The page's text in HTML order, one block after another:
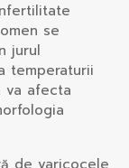
se
jurul
temperaturii
va afecta